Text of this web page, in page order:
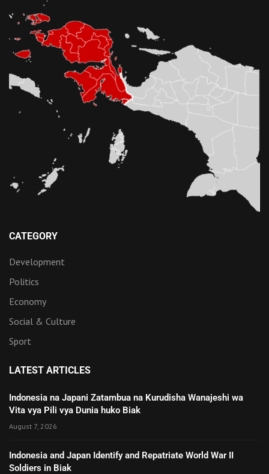
CATEGORY
Development
Politics
Economy
Social & Culture
Sport
LATEST ARTICLES
Indonesia na Japani Zatambua na Kurudisha Wanajeshi wa
Vita vya Pili vya Dunia huko Biak
August 7, 2026
Indonesia and Japan Identify and Repatriate World War II
Soldiers in Biak